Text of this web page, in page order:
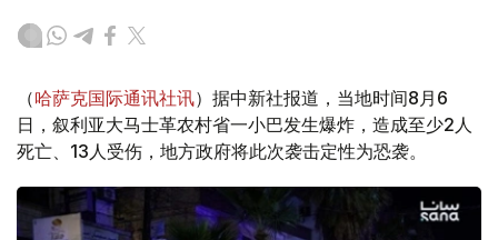
（哈萨克国际通讯社讯）据中新社报道，当地时间8月6
日，叙利亚大马士革农村省一小巴发生爆炸，造成至少2人
死亡、13人受伤，地方政府将此次袭击定性为恐袭。